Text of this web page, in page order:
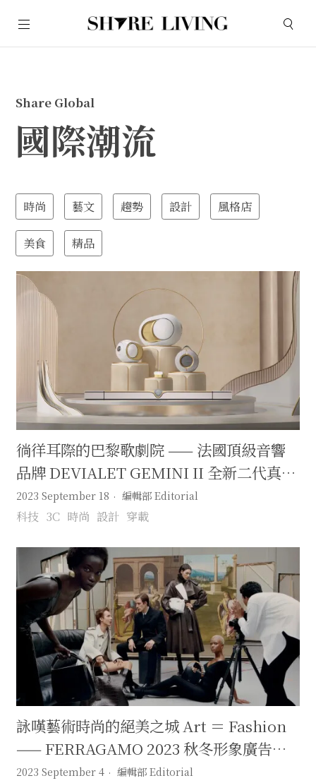
Share Global
國際潮流
時尚 藝文 趨勢 設計 風格店
美食 精品
徜徉耳際的巴黎歌劇院 —— 法國頂級音響
品牌 DEVIALET GEMINI II 全新二代真無
線耳機 沉浸式超極致絕美音色
2023 September 18 編輯部 Editorial
科技 3C 時尚 設計 穿載
詠嘆藝術時尚的絕美之城 Art ＝ Fashion
—— FERRAGAMO 2023 秋冬形象廣告
《新文藝復興主義》
2023 September 4 編輯部 Editorial